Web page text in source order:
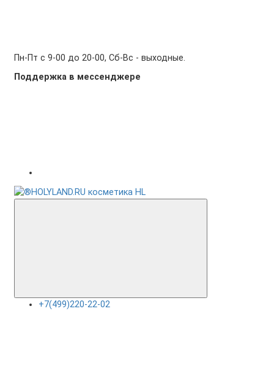
Пн-Пт с 9-00 до 20-00, Сб-Вс - выходные.
Поддержка в мессенджере
+7(499)220-22-02